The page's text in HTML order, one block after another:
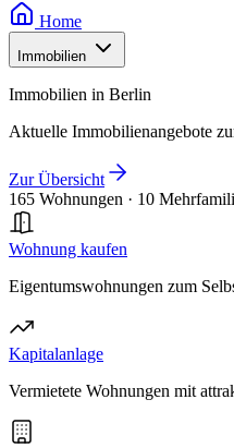
Home
Immobilien
Immobilien in Berlin
Aktuelle Immobilienangebote
Zur Übersicht
165 Wohnungen · 10
Wohnung kaufen
Eigentumswohnungen zum
Kapitalanlage
Vermietete Wohnungen mit